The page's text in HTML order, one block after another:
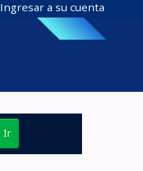
Ingresar a su cuenta
Ir